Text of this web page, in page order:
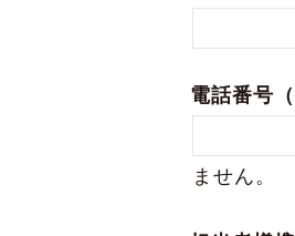
電話番号（
ません。